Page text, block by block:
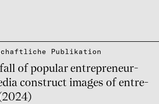
of popu­lar entre­pre­neur­
construct images of entre­
Publi­ka­tion